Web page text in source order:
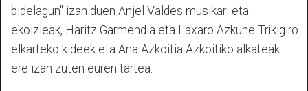
bidelagun" izan duen Anjel Valdes musikari eta
ekoizleak, Haritz Garmendia eta Laxaro Azkune Trikigiro
elkarteko kideek eta Ana Azkoitia Azkoitiko alkateak
ere izan zuten euren tartea.